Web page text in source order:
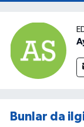
Bunlar da